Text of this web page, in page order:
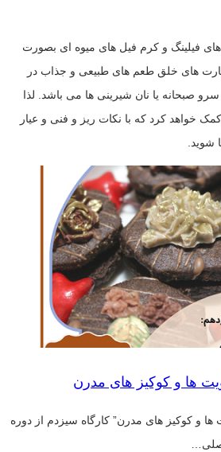
های فیلینگ و کرم فیل های میوه ای بصورت
های خلق طعم های طبیعی و جذاب در
صبحانه یا نان شیرینی ها می باشد. لذا
خواهد کرد که با نکات ریز و فنی و عیار
شوید.
ها و کوکیز های مدرن
و کوکیز های مدرن” کارگاه سیزدم از دوره